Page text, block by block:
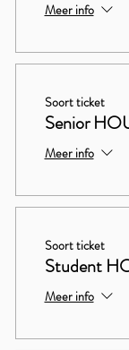
Meer info
Soort ticket
Senior
Meer info
Soort ticket
Student
Meer info